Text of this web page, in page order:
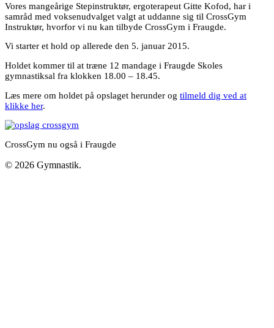
Vores mangeårige Stepinstruktør, ergoterapeut Gitte Kofod, har i
samråd med voksenudvalget valgt at uddanne sig til CrossGym
Instruktør, hvorfor vi nu kan tilbyde CrossGym i Fraugde.
Vi starter et hold op allerede den 5. januar 2015.
Holdet kommer til at træne 12 mandage i Fraugde Skoles
gymnastiksal fra klokken 18.00 – 18.45.
Læs mere om holdet på opslaget herunder og tilmeld dig ved at
klikke her.
CrossGym nu også i Fraugde
© 2026 Gymnastik.